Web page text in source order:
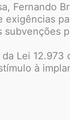
Fernando
Lei
à